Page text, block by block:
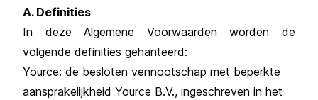
A. Definities
In deze Algemene Voorwaarden worden de
volgende definities gehanteerd:
Yource: de besloten vennootschap met beperkte
aansprakelijkheid Yource B.V., ingeschreven in het